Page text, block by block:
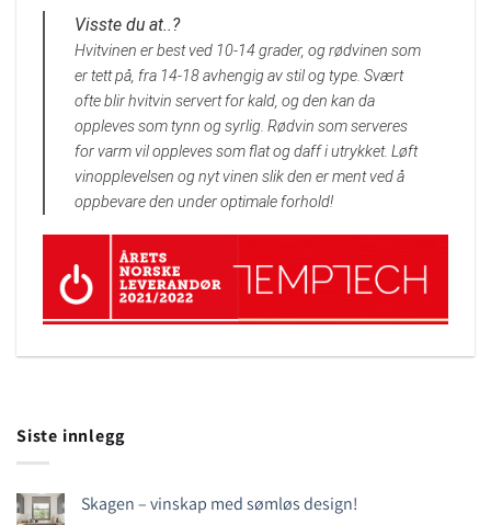
Visste du at..?
Hvitvinen er best ved 10-14 grader, og rødvinen som
er tett på, fra 14-18 avhengig av stil og type. Svært
ofte blir hvitvin servert for kald, og den kan da
oppleves som tynn og syrlig. Rødvin som serveres
for varm vil oppleves som flat og daff i utrykket. Løft
vinopplevelsen og nyt vinen slik den er ment ved å
oppbevare den under optimale forhold!
Siste innlegg
Skagen – vinskap med sømløs design!